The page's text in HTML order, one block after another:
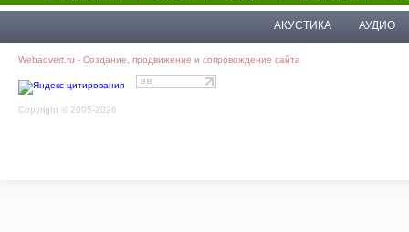
АКУСТИКА АУДИО
Webadvert.ru - Создание, продвижение и сопровождение сайта
Copyright © 2005-2026